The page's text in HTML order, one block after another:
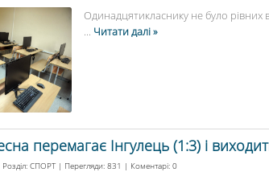
Одинадцятикласнику не було рівних
... Читати далі »
перемагає Інгулець (1:3) і
СПОРТ | Перегляди: 831 | Коментарі: 0